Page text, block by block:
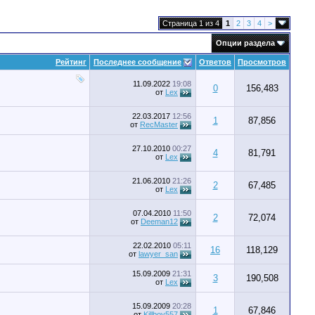
Страница 1 из 4 1 2 3 4 >
Опции раздела
Рейтинг Последнее сообщение Ответов Просмотров
11.09.2022 19:08
от Lex 0 156,483
22.03.2017 12:56
от RecMaster 1 87,856
27.10.2010 00:27
от Lex 4 81,791
21.06.2010 21:26
от Lex 2 67,485
07.04.2010 11:50
от Deeman12 2 72,074
22.02.2010 05:11
от lawyer_san 16 118,129
15.09.2009 21:31
от Lex 3 190,508
15.09.2009 20:28
1 67,846